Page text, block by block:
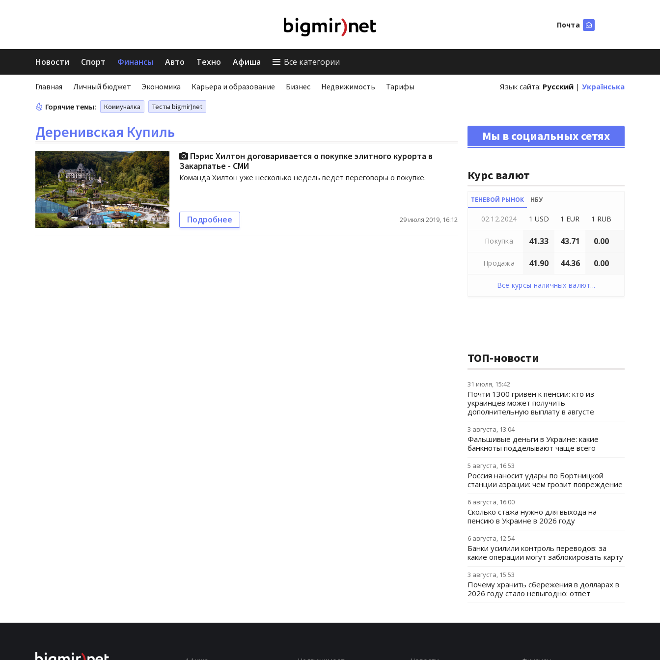
Почта
Новости Спорт Финансы Авто Техно Афиша Все категории
Главная Личный бюджет Экономика Карьера и образование Бизнес Недвижимость Тарифы Язык сайта: Русский | Українська
Горячие темы: Коммуналка Тесты bigmir)net
Деренивская Купиль
Пэрис Хилтон договаривается о покупке элитного курорта в
Закарпатье - СМИ
Команда Хилтон уже несколько недель ведет переговоры о покупке.
Подробнее 29 июля 2019, 16:12
Мы в социальных сетях
Курс валют
ТЕНЕВОЙ РЫНОК НБУ
02.12.2024 1 USD 1 EUR 1 RUB
Покупка 41.33 43.71 0.00
Продажа 41.90 44.36 0.00
Все курсы наличных валют...
ТОП-новости
31 июля, 15:42
Почти 1300 гривен к пенсии: кто из
украинцев может получить
дополнительную выплату в августе
3 августа, 13:04
Фальшивые деньги в Украине: какие
банкноты подделывают чаще всего
5 августа, 16:53
Россия наносит удары по Бортницкой
станции аэрации: чем грозит повреждение
6 августа, 16:00
Сколько стажа нужно для выхода на
пенсию в Украине в 2026 году
6 августа, 12:54
Банки усилили контроль переводов: за
какие операции могут заблокировать карту
3 августа, 15:53
Почему хранить сбережения в долларах в
2026 году стало невыгодно: ответ